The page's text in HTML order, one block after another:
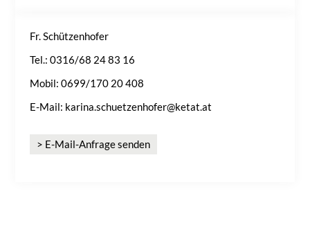
Fr. Schützenhofer
Tel.: 0316/68 24 83 16
Mobil: 0699/170 20 408
E-Mail: karina.schuetzenhofer@ketat.at
> E-Mail-Anfrage senden